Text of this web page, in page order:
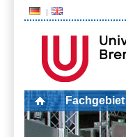
Fachgebiet